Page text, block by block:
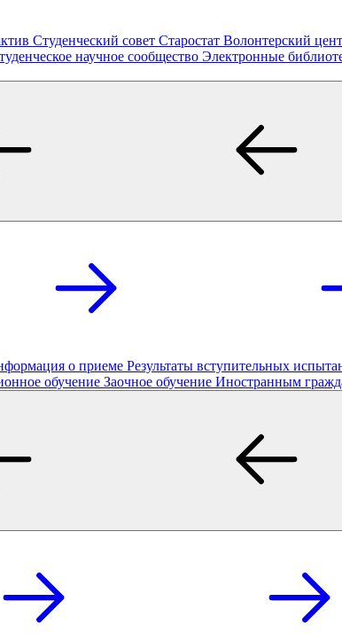
Студенческий совет Старостат Волонтерский
научное сообщество Электронные
о приеме Результаты вступительных
обучение Заочное обучение Иностранным